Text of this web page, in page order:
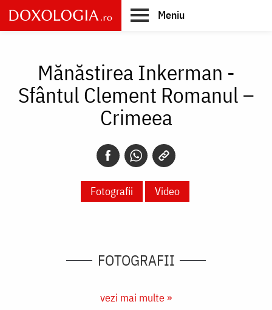
Skip
to
main
Meniu
Mănăstirea Inkerman -
Sfântul Clement Romanul –
Crimeea
Fotografii Video
FOTOGRAFII
vezi mai multe »